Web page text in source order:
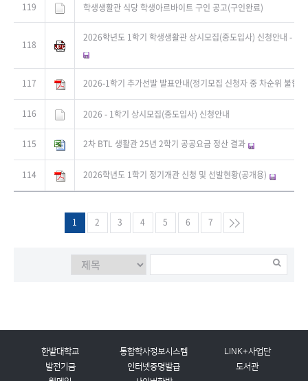
119 학생생활관 식당 학생아르바이트 구인 공고(구인완료)
118
2026학년도 1학기 학생생활관 상시모집(중도입사) 신청안내 -
117 2026-1학기 추가선발 발표안내(정기모집 신청자 중 차순위 불합
116 2026 - 1학기 상시모집(중도입사) 신청안내
115 2차 BTL 생활관 25년 2학기 공공요금 정산 결과
114 2026학년도 1학기 정기개관 신청 및 선발현황(공개용)
1 2 3 4 5 6 7
한밭대학교 통합학사정보시스템
LINK+사업단
발전기금
인터넷증명발급
도서관